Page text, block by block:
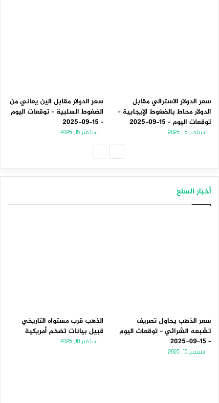
سعر الدولار الاسترالي مقابل
الدولار محاط بالضغوط الإيجابية –
توقعات اليوم – 15-09-2025
سبتمبر 15, 2025
سعر الدولار مقابل الين يعاني من
الضغوط السلبية – توقعات اليوم
– 15-09-2025
سبتمبر 15, 2025
أخبار السلع
سعر الذهب يحاول تصريف
تشبعه الشرائي – توقعات اليوم
– 15-09-2025
سبتمبر 15, 2025
الذهب قرب مستواه التاريخي
قبيل بيانات تضخم أمريكية
سبتمبر 10, 2025